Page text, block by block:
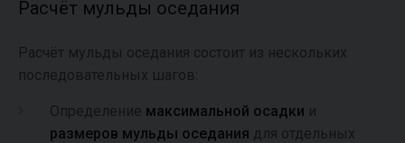
Расчёт мульды оседания
Расчёт мульды оседания состоит из нескольких
последовательных шагов:
Определение максимальной осадки и
размеров мульды оседания для отдельных